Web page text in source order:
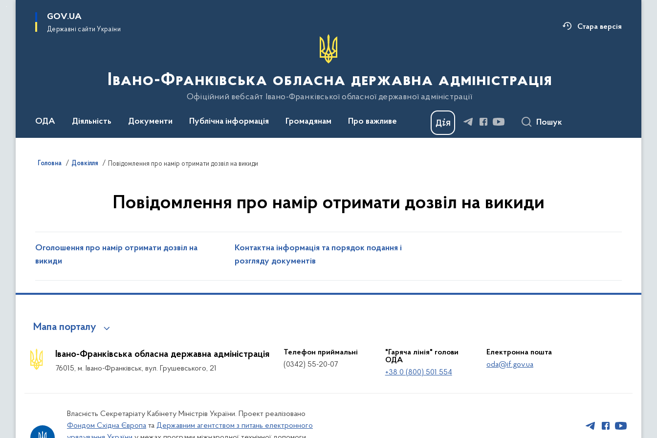
основного
GOV.UA
Державні сайти України Стара версія
Івано-Франківська обласна державна адміністрація
Офіційний вебсайт Івано-Франківської обласної державної адміністрації
ОДА Діяльність Документи Публічна інформація Громадянам Про важливе Пошук
Головна Довкілля Повідомлення про намір отримати дозвіл на викиди
Повідомлення про намір отримати дозвіл на викиди
Оголошення про намір отримати дозвіл на
викиди
Контактна інформація та порядок подання і
розгляду документів
Мапа порталу
Івано-Франківська обласна державна адміністрація
76015, м. Івано-Франківськ, вул. Грушевського, 21
Телефон приймальні
(0342) 55-20-07
"Гаряча лінія" голови
ОДА
+38 0 (800) 501 554
Електронна пошта
oda@if.gov.ua
Власність Секретаріату Кабінету Міністрів України. Проект реалізовано
Фондом Східна Європа та Державним агентством з питань електронного